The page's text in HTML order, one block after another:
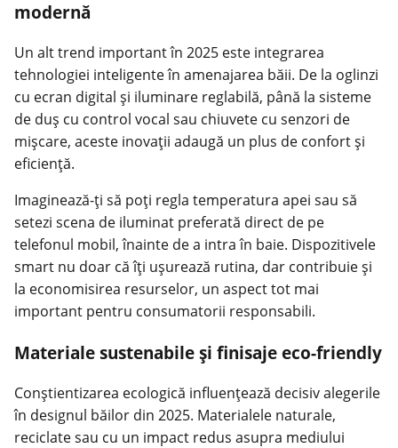
modernă
Un alt trend important în 2025 este integrarea
tehnologiei inteligente în amenajarea băii. De la oglinzi
cu ecran digital și iluminare reglabilă, până la sisteme
de duș cu control vocal sau chiuvete cu senzori de
mișcare, aceste inovații adaugă un plus de confort și
eficiență.
Imaginează-ți să poți regla temperatura apei sau să
setezi scena de iluminat preferată direct de pe
telefonul mobil, înainte de a intra în baie. Dispozitivele
smart nu doar că îți ușurează rutina, dar contribuie și
la economisirea resurselor, un aspect tot mai
important pentru consumatorii responsabili.
Materiale sustenabile și finisaje eco-friendly
Conștientizarea ecologică influențează decisiv alegerile
în designul băilor din 2025. Materialele naturale,
reciclate sau cu un impact redus asupra mediului